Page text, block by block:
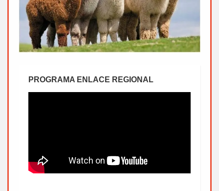
PROGRAMA ENLACE REGIONAL